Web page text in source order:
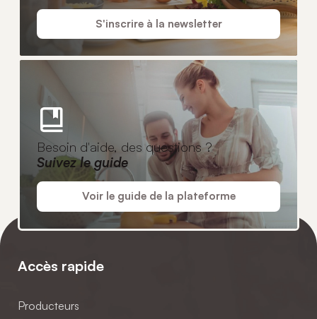
S'inscrire à la newsletter
Besoin d'aide, des questions ?
Suivez le guide
Voir le guide de la plateforme
Accès rapide
Producteurs